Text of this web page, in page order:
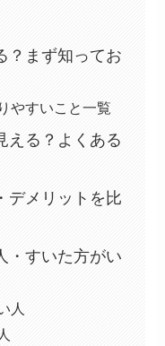
？まず知ってお
やすいこと一覧
える？よくある
デメリットを比
・すいた方がい
人